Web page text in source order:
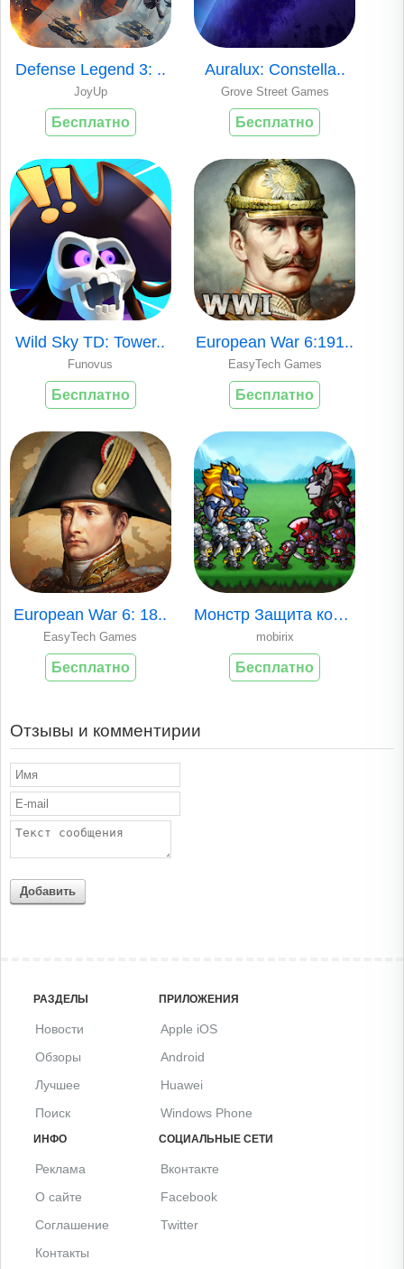
Defense Legend 3: ..
JoyUp
Бесплатно
Auralux: Constella..
Grove Street Games
Бесплатно
Wild Sky TD: Tower..
Funovus
Бесплатно
European War 6:191..
EasyTech Games
Бесплатно
European War 6: 18..
EasyTech Games
Бесплатно
Монстр Защита коро..
mobirix
Бесплатно
Отзывы и комментирии
Добавить
РАЗДЕЛЫ
Новости
Обзоры
Лучшее
Поиск
ПРИЛОЖЕНИЯ
Apple iOS
Android
Huawei
Windows Phone
ИНФО
Реклама
О сайте
Соглашение
Контакты
СОЦИАЛЬНЫЕ СЕТИ
Вконтакте
Facebook
Twitter